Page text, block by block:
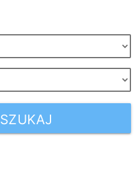
SZUKAJ